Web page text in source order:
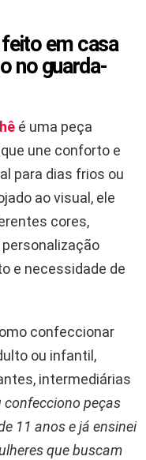
em casa
no guarda-
é uma peça
une conforto e
para dias frios ou
ao visual, ele
cores,
e necessidade de
confeccionar
ou infantil,
intermediárias
confecciono peças
11 anos e já ensinei
que buscam